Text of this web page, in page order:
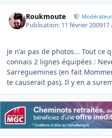
Roukmoute Modérateur
Publication: 11 février 200917
Je n'ai pas de photos... Tout ce
connais 2 lignes équipées :
Sarreguemines (en fait
te causerait pas). Il y en a